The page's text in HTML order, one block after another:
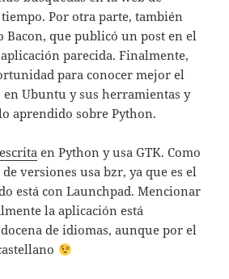
Por otra parte, también
Bacon, que publicó un post en el
parecida. Finalmente,
para conocer mejor el
Ubuntu y sus herramientas y
aprendido sobre Python.
en Python y usa GTK. Como
versiones usa bzr, ya que es el
está con Launchpad. Mencionar
la aplicación está
de idiomas, aunque por el